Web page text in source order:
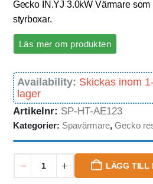
Gecko IN.YJ 3.0kW Värmare
styrboxar.
Läs mer om produkten
Availability: Skickas inom
lager
Artikelnr: SP-HT-AE123
Kategorier: Spavärmare, Gecko
LÄGG TILL